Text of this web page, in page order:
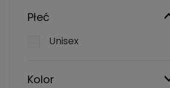
Płeć
Unisex
Kolor